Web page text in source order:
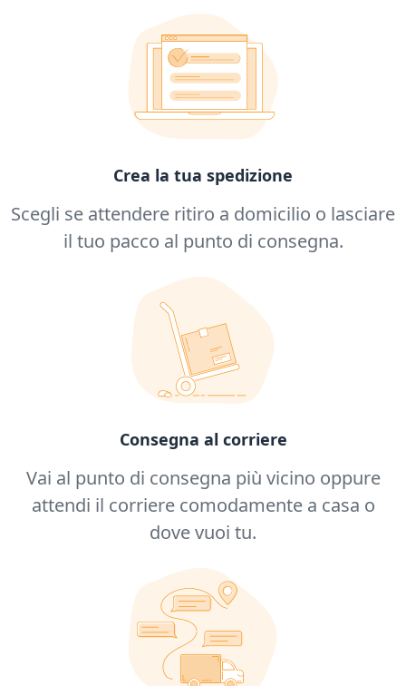
Crea la tua spedizione
Scegli se attendere ritiro a domicilio o lasciare
il tuo pacco al punto di consegna.
Consegna al corriere
Vai al punto di consegna più vicino oppure
attendi il corriere comodamente a casa o
dove vuoi tu.